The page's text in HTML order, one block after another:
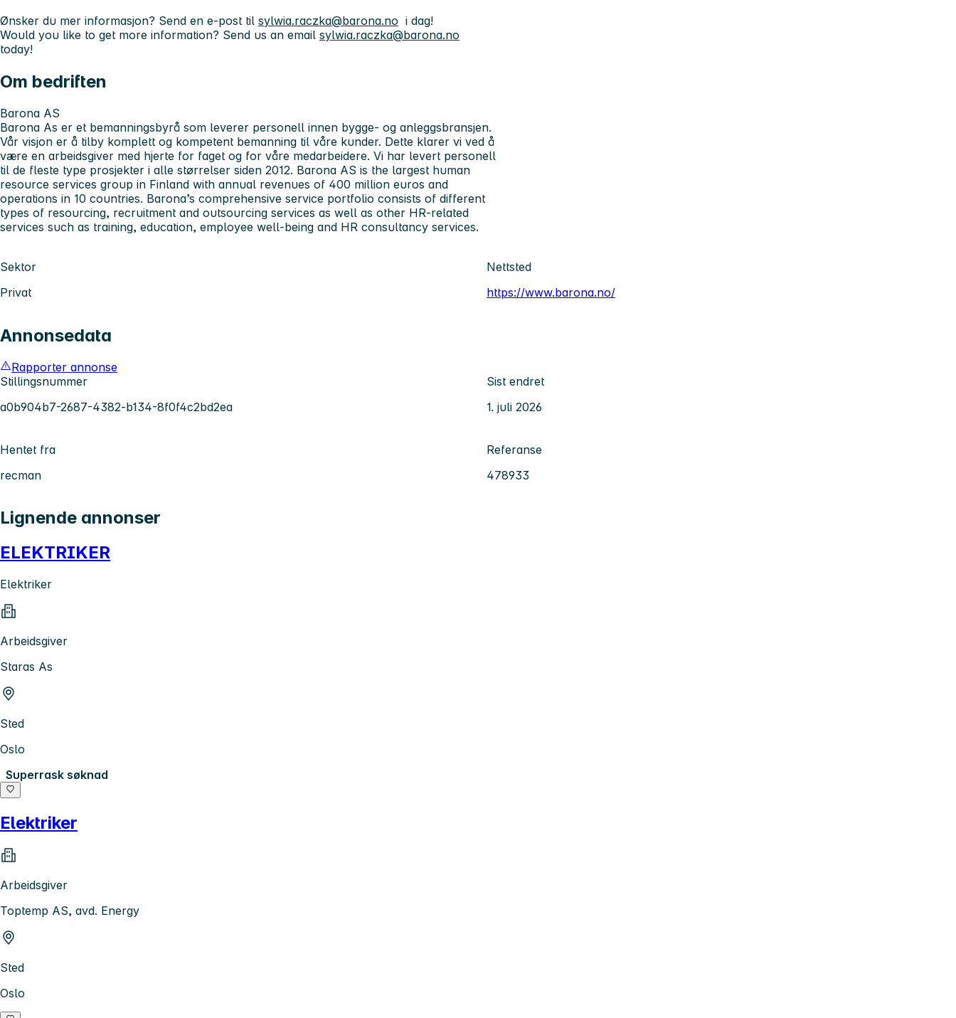
Ønsker du mer informasjon? Send en e-post til sylwia.raczka@barona.no i dag!
Would you like to get more information? Send us an email sylwia.raczka@barona.no
today!
Om bedriften
Barona AS
Barona As er et bemanningsbyrå som leverer personell innen bygge- og anleggsbransjen.
Vår visjon er å tilby komplett og kompetent bemanning til våre kunder. Dette klarer vi ved å
være en arbeidsgiver med hjerte for faget og for våre medarbeidere. Vi har levert personell
til de fleste type prosjekter i alle størrelser siden 2012. Barona AS is the largest human
resource services group in Finland with annual revenues of 400 million euros and
operations in 10 countries. Barona’s comprehensive service portfolio consists of different
types of resourcing, recruitment and outsourcing services as well as other HR-related
services such as training, education, employee well-being and HR consultancy services.
Sektor
Privat
Nettsted
https://www.barona.no/
Annonsedata
Rapporter annonse
Stillingsnummer
a0b904b7-2687-4382-b134-8f0f4c2bd2ea
Sist endret
1. juli 2026
Hentet fra
recman
Referanse
478933
Lignende annonser
ELEKTRIKER
Elektriker
Arbeidsgiver
Staras As
Sted
Oslo
Superrask søknad
Elektriker
Arbeidsgiver
Toptemp AS, avd. Energy
Sted
Oslo